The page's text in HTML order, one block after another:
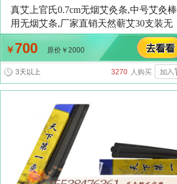
真艾上官氏0.7cm无烟艾灸条,中号艾灸棒
用无烟艾条,厂家直销天然蕲艾30支装无
烟碳化真艾无烟艾条,7mm温灸艾条批发
价格
￥700 原价￥2000
3天以上 3270 人购买